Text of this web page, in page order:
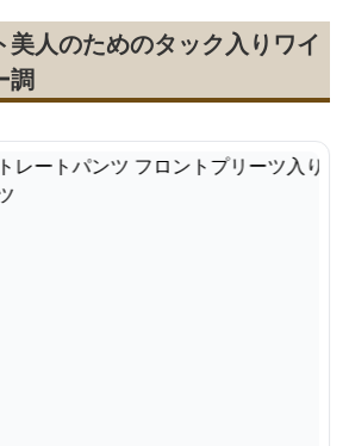
美人のためのタック入りワイ
調